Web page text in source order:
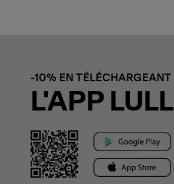
-10% EN TÉLÉCHARGEANT
L'APP LULLI